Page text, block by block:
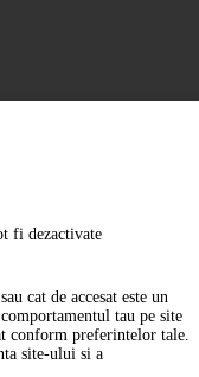
fi dezactivate
cat de accesat este un
tau pe site
conform preferintelor tale.
site-ului si a